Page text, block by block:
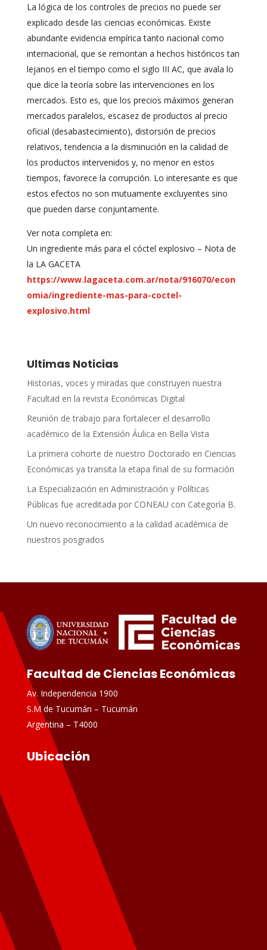
La lógica de los controles de precios no puede ser
explicado desde las ciencias económicas. Existe
abundante evidencia empírica tanto nacional como
internacional, que se remontan a hechos históricos tan
lejanos en el tiempo como el siglo III AC, que avala lo
que dice la teoría sobre las intervenciones en los
mercados. Esto es, que los precios máximos generan
mercados paralelos, escasez de productos al precio
oficial (desabastecimiento), distorsión de precios
relativos, tendencia a la disminución en la calidad de
los productos intervenidos y, no menor en estos
tiempos, favorece la corrupción. Lo interesante es que
estos efectos no son mutuamente excluyentes sino
que pueden darse conjuntamente.
Ver nota completa en:
Un ingrediente más para el cóctel explosivo – Nota de
la LA GACETA
https://www.lagaceta.com.ar/nota/916070/econ
omia/ingrediente-mas-para-coctel-
explosivo.html
Ultimas Noticias
Historias, voces y miradas que construyen nuestra
Facultad en la revista Económicas Digital
Reunión de trabajo para fortalecer el desarrollo
académico de la Extensión Áulica en Bella Vista
La primera cohorte de nuestro Doctorado en Ciencias
Económicas ya transita la etapa final de su formación
La Especialización en Administración y Políticas
Públicas fue acreditada por CONEAU con Categoría B.
Un nuevo reconocimiento a la calidad académica de
nuestros posgrados
Facultad de Ciencias Económicas
Av. Independencia 1900
S.M de Tucumán – Tucumán
Argentina – T4000
Ubicación